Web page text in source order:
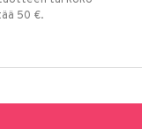
50 €.